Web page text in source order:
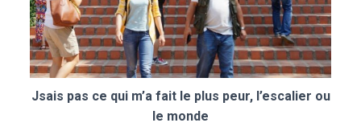
Jsais pas ce qui m’a fait le plus peur, l’escalier ou
le monde